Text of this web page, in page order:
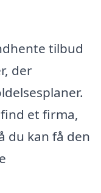
tilbud
der
et firma,
du kan få den